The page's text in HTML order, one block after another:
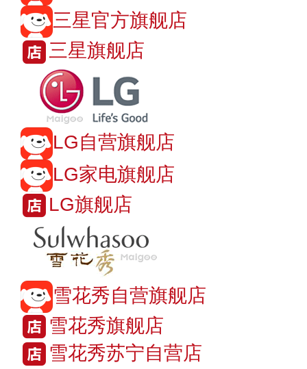
三星官方旗舰店
三星旗舰店
LG自营旗舰店
LG家电旗舰店
LG旗舰店
雪花秀自营旗舰店
雪花秀旗舰店
雪花秀苏宁自营店